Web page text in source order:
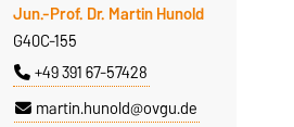
Jun.-Prof. Dr. Martin Hunold
G40C-155
+49 391 67-57428
martin.hunold@ovgu.de